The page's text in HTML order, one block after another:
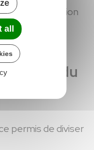
de division
du
permis de diviser
all